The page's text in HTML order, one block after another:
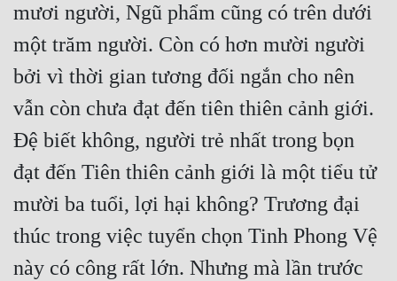
mươi người, Ngũ phẩm cũng có trên dưới
một trăm người. Còn có hơn mười người
bởi vì thời gian tương đối ngắn cho nên
vẫn còn chưa đạt đến tiên thiên cảnh giới.
Đệ biết không, người trẻ nhất trong bọn
đạt đến Tiên thiên cảnh giới là một tiểu tử
mười ba tuổi, lợi hại không? Trương đại
thúc trong việc tuyển chọn Tinh Phong Vệ
này có công rất lớn. Nhưng mà lần trước